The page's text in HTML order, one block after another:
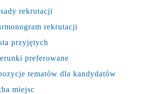
rekrutacji
rekrutacji
przyjętych
preferowane
tematów dla kandydatów
miejsc